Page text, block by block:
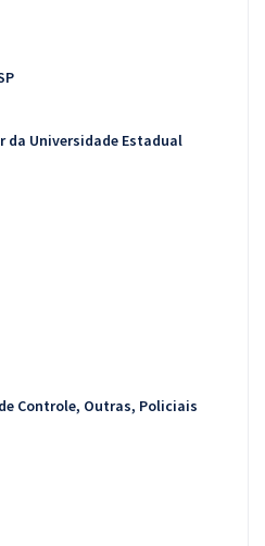
da Universidade Estadual
Controle, Outras, Policiais